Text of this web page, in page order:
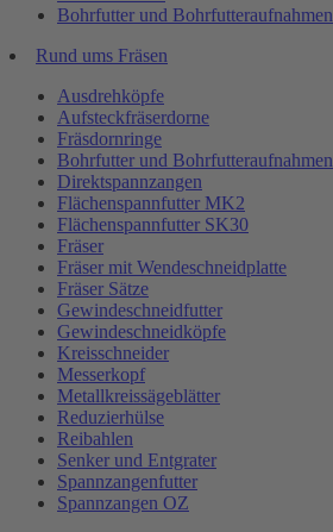
Bohrfutter und Bohrfutteraufnahmen
Rund ums Fräsen
Ausdrehköpfe
Aufsteckfräserdorne
Fräsdornringe
Bohrfutter und Bohrfutteraufnahmen
Direktspannzangen
Flächenspannfutter MK2
Flächenspannfutter SK30
Fräser
Fräser mit Wendeschneidplatte
Fräser Sätze
Gewindeschneidfutter
Gewindeschneidköpfe
Kreisschneider
Messerkopf
Metallkreissägeblätter
Reduzierhülse
Reibahlen
Senker und Entgrater
Spannzangenfutter
Spannzangen OZ